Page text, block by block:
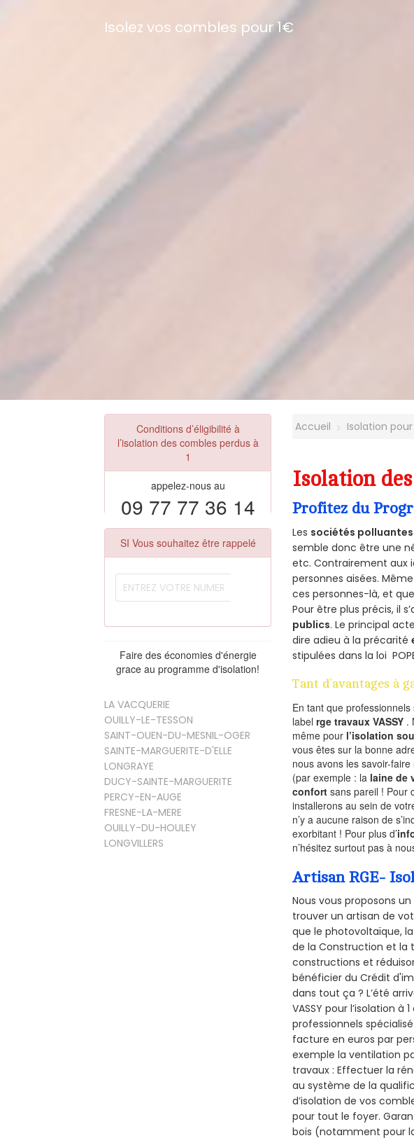
Isolez vos combles pour 1€
Conditions d’éligibilité à
l’isolation des combles perdus à
1
appelez-nous au
09 77 77 36 14
SI Vous souhaitez être rappelé
Faire des économies d'énergie
grace au programme d'isolation!
LA VACQUERIE
OUILLY-LE-TESSON
SAINT-OUEN-DU-MESNIL-OGER
SAINTE-MARGUERITE-D'ELLE
LONGRAYE
DUCY-SAINTE-MARGUERITE
PERCY-EN-AUGE
FRESNE-LA-MERE
OUILLY-DU-HOULEY
LONGVILLERS
Accueil Isolation
Isolation des
Profitez du
Les sociétés polluantes
semble donc être une
etc. Contrairement aux
personnes aisées.
ces personnes-là, et
Pour être plus précis, il
publics. Le principal
dire adieu à la précarité
stipulées dans la loi
Tant d’avantages à
En tant que
labelrge travaux VASSY .
même pour l’isolation
vous êtes sur la bonne
nous avons les savoir-
(par exemple : la laine de
confort sans pareil ! Pour
installerons au sein de
n’y a aucune raison de
exorbitant ! Pour plus d’
n’hésitez surtout pas à
Artisan RGE-
Nous vous proposons
trouver un artisan de
que le photovoltaïque,
de la Construction et la
constructions et
bénéficier du Crédit
dans tout ça ? L’été
VASSY pour l’isolation
professionnels
facture en euros par
exemple la ventilation
travaux : Effectuer la
au système de la
d’isolation de vos
pour tout le foyer.
bois (notamment pour